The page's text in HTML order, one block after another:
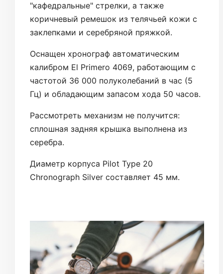
"кафедральные" стрелки, а также
коричневый ремешок из телячьей кожи с
заклепками и серебряной пряжкой.
Оснащен хронограф автоматическим
калибром El Primero 4069, работающим с
частотой 36 000 полуколебаний в час (5
Гц) и обладающим запасом хода 50 часов.
Рассмотреть механизм не получится:
сплошная задняя крышка выполнена из
серебра.
Диаметр корпуса Pilot Type 20
Chronograph Silver составляет 45 мм.